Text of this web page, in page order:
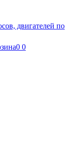
двигателей по
0 0